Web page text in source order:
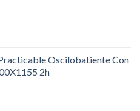
Oscilobatiente Con
2h